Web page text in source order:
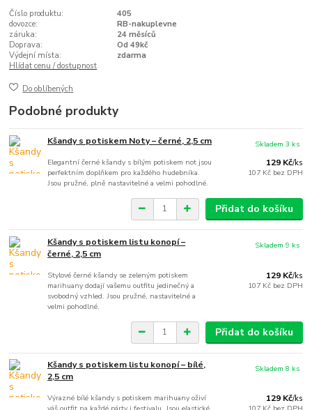
Číslo produktu:
405
dovozce:
RB-nakuplevne
záruka:
24 měsíců
Doprava:
Od 49kč
Výdejní místa:
zdarma
Hlídat cenu / dostupnost
Do oblíbených
Podobné produkty
Kšandy s potiskem Noty – černé, 2,5 cm
Elegantní černé kšandy s bílým potiskem not jsou
perfektním doplňkem pro každého hudebníka.
Jsou pružné, plně nastavitelné a velmi pohodlné.
129 Kč/ks
107 Kč bez DPH
Skladem 3 ks
Přidat do košíku
Kšandy s potiskem listu konopí –
černé, 2,5 cm
Stylové černé kšandy se zeleným potiskem
marihuany dodají vašemu outfitu jedinečný a
svobodný vzhled. Jsou pružné, nastavitelné a
velmi pohodlné.
129 Kč/ks
107 Kč bez DPH
Skladem 9 ks
Přidat do košíku
Kšandy s potiskem listu konopí – bílé,
2,5 cm
Výrazné bílé kšandy s potiskem marihuany oživí
129 Kč/ks
Skladem 8 ks